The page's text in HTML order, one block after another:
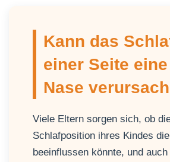
Kann das
einer Seite
Nase
Viele Eltern sorgen sich, ob
Schlafposition ihres Kindes
beeinflussen könnte, und